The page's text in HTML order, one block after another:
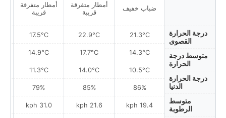
درجة الحرارة
القصوى
متوسط درجة
الحرارة
درجة الحرارة
الدنيا
متوسط
الرطوبة
ضباب خفيف
21.3°C
14.3°C
10.5°C
86%
19.4 kph
أمطار متفرقة
قريبة
22.9°C
17.7°C
14.0°C
85%
21.6 kph
أمطار متفرقة
قريبة
17.5°C
14.9°C
11.3°C
79%
31.0 kph